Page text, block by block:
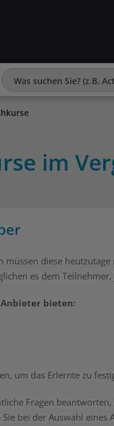
im
diese
es dem
bieten:
um das Erlernte zu
Fragen
bei der Auswahl